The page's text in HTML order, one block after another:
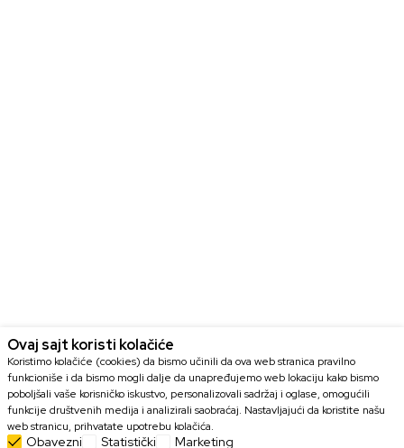
Ovaj sajt koristi kolačiće
Koristimo kolačiće (cookies) da bismo učinili da ova web stranica pravilno
funkcioniše i da bismo mogli dalje da unapređujemo web lokaciju kako bismo
poboljšali vaše korisničko iskustvo, personalizovali sadržaj i oglase, omogućili
funkcije društvenih medija i analizirali saobraćaj. Nastavljajući da koristite našu
web stranicu, prihvatate upotrebu kolačića.
Obavezni Statistički Marketing